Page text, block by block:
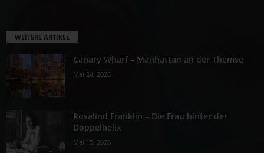
WEITERE ARTIKEL
Canary Wharf – Manhattan an der Themse
Mai 24, 2026
Rosalind Franklin – Die Frau hinter der
Doppelhelix
Mai 15, 2026